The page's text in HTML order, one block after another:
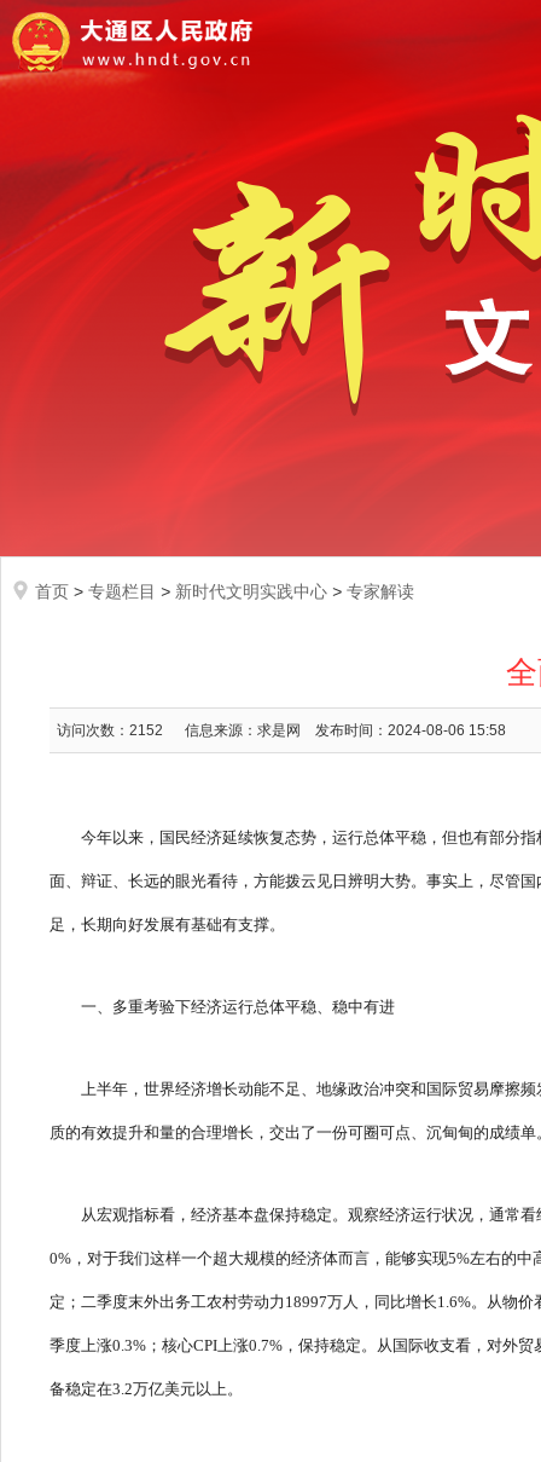
首页 > 专题栏目 > 新时代文明实践中心 > 专家解读
访问次数： 2152 信息来源：求是网 发布时间：2024-08-06 15:58
今年以来，国民经济延续恢复态势，运行总体平稳，但也有部分
面、辩证、长远的眼光看待，方能拨云见日辨明大势。事实上，尽管
足，长期向好发展有基础有支撑。
一、多重考验下经济运行总体平稳、稳中有进
上半年，世界经济增长动能不足、地缘政治冲突和国际贸易摩擦
质的有效提升和量的合理增长，交出了一份可圈可点、沉甸甸的成绩
从宏观指标看，经济基本盘保持稳定。观察经济运行状况，通常
0%，对于我们这样一个超大规模的经济体而言，能够实现5%左右的
定；二季度末外出务工农村劳动力18997万人，同比增长1.6%。从物
季度上涨0.3%；核心CPI上涨0.7%，保持稳定。从国际收支看，对外
备稳定在3.2万亿美元以上。